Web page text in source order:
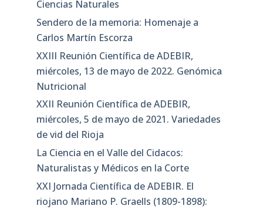
Ciencias Naturales
Sendero de la memoria: Homenaje a
Carlos Martín Escorza
XXIII Reunión Científica de ADEBIR,
miércoles, 13 de mayo de 2022. Genómica
Nutricional
XXII Reunión Científica de ADEBIR,
miércoles, 5 de mayo de 2021. Variedades
de vid del Rioja
La Ciencia en el Valle del Cidacos:
Naturalistas y Médicos en la Corte
XXI Jornada Científica de ADEBIR. El
riojano Mariano P. Graells (1809-1898):